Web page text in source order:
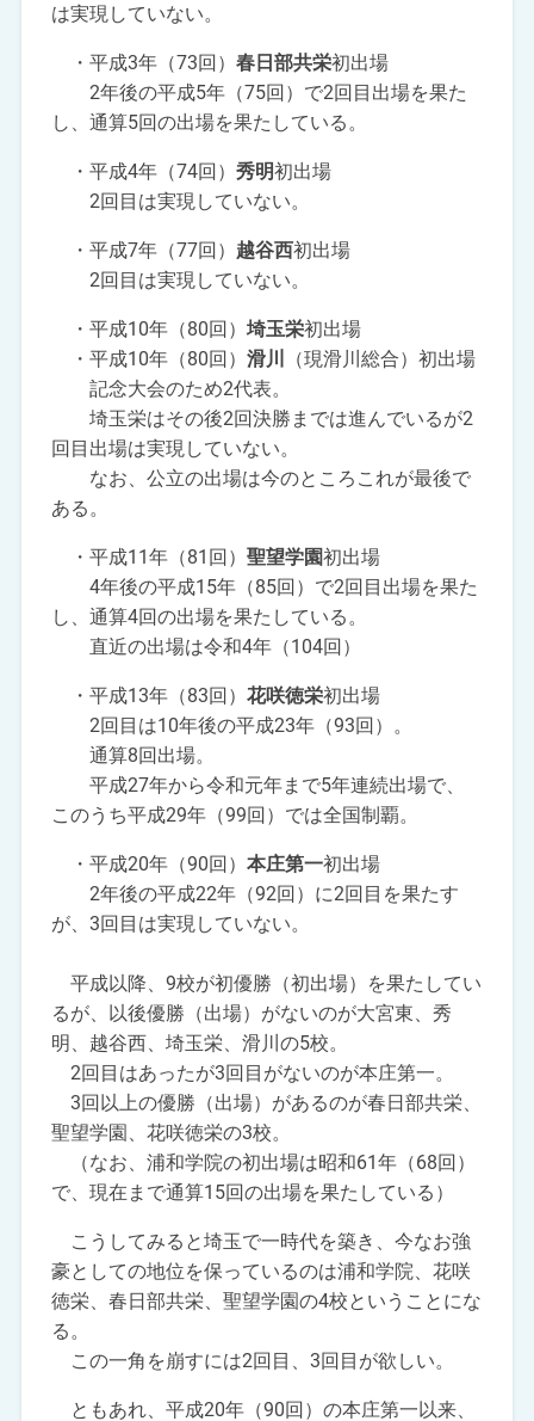
は実現していない。
・平成3年（73回） 春日部共栄初出場
2年後の平成5年（75回）で2回目出場を果た
し、通算5回の出場を果たしている。
・平成4年（74回） 秀明初出場
2回目は実現していない。
・平成7年（77回） 越谷西初出場
2回目は実現していない。
・平成10年（80回） 埼玉栄初出場
・平成10年（80回） 滑川
（現滑川総合）初出場
記念大会のため2代表。
埼玉栄はその後2回決勝までは進んでいるが2
回目出場は実現していない。
なお、公立の出場は今のところこれが最後で
ある。
・平成11年（81回） 聖望学園初出場
4年後の平成15年（85回）で2回目出場を果た
し、通算4回の出場を果たしている。
直近の出場は令和4年（104回）
・平成13年（83回） 花咲徳栄初出場
2回目は10年後の平成23年（93回）。
通算8回出場。
平成27年から令和元年まで5年連続出場で、
このうち平成29年（99回）では全国制覇。
・平成20年（90回） 本庄第一初出場
2年後の平成22年（92回）に2回目を果たす
が、3回目は実現していない。
平成以降、9校が初優勝（初出場）を果たしてい
るが、以後優勝（出場）がないのが大宮東、秀
明、越谷西、埼玉栄、滑川の5校。
2回目はあったが3回目がないのが本庄第一。
3回以上の優勝（出場）があるのが春日部共栄、
聖望学園、花咲徳栄の3校。
（なお、浦和学院の初出場は昭和61年（68回）
で、現在まで通算15回の出場を果たしている）
こうしてみると埼玉で一時代を築き、今なお強
豪としての地位を保っているのは浦和学院、花咲
徳栄、春日部共栄、聖望学園の4校ということにな
る。
この一角を崩すには2回目、3回目が欲しい。
ともあれ、平成20年（90回）の本庄第一以来、